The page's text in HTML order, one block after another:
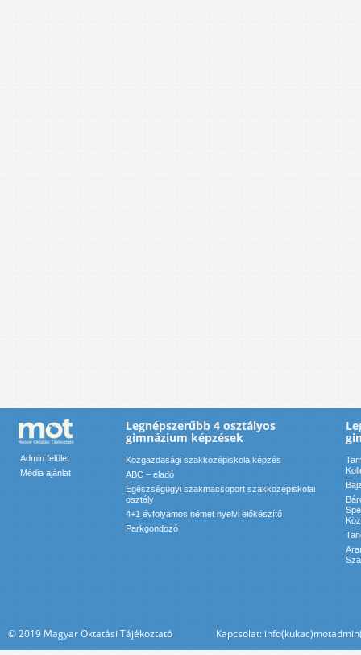
Admin felület
Média ajánlat
Legnépszerűbb 4 osztályos
gimnázium képzések
Közgazdasági szakközépiskola képzés
ABC – eladó
Egészségügyi szakmacsoport szakközépiskolai
osztály
4+1 évfolyamos német nyelvi előkészítő
Parkgondozó
© 2019 Magyar Oktatási Tájékoztató Kapcsolat: